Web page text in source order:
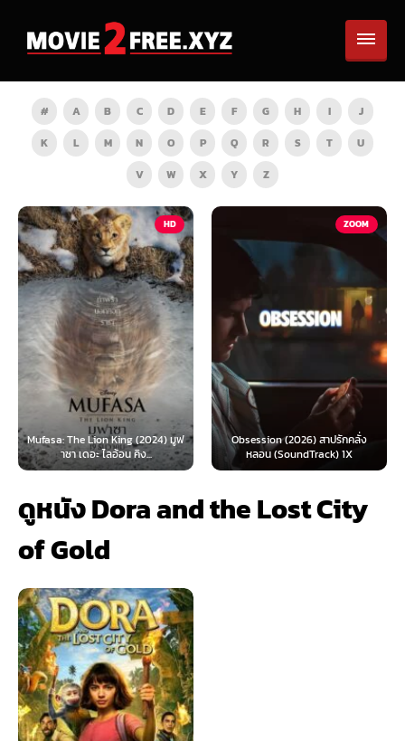
# A B C D E F G H I
J
K
L M N O P Q R S T
U
V
W X Y Z
HD
The Lion King (2024) มูฟ
าซา เดอะ ไลอ้อน คิง...
Obsession (2026) สาปรักคลั่ง
หลอน (SoundTrack) 1X
Survive
ดูหนัง Dora and the Lost City
of Gold